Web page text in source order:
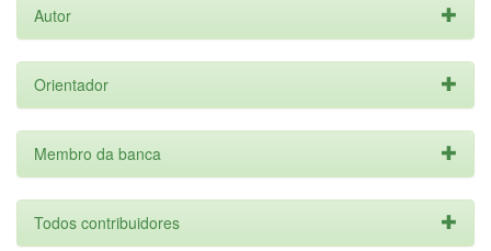
Autor
Orientador
Membro da banca
Todos contribuidores